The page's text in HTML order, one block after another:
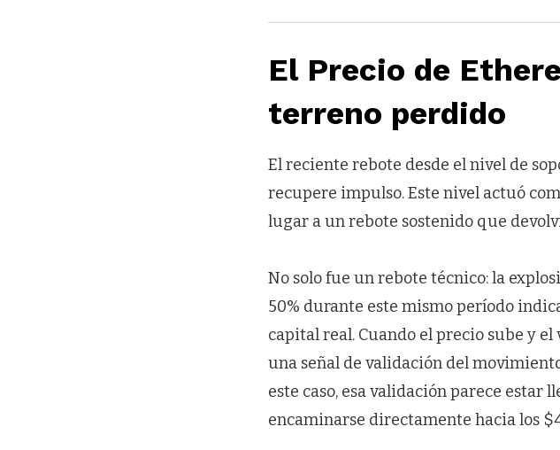
El Precio de
terreno perdido
El reciente rebote desde el nivel de
recupere impulso. Este nivel actuó
lugar a un rebote sostenido que
No solo fue un rebote técnico: la
50% durante este mismo período
capital real. Cuando el precio sube y
una señal de validación del
este caso, esa validación parece estar
encaminarse directamente hacia los